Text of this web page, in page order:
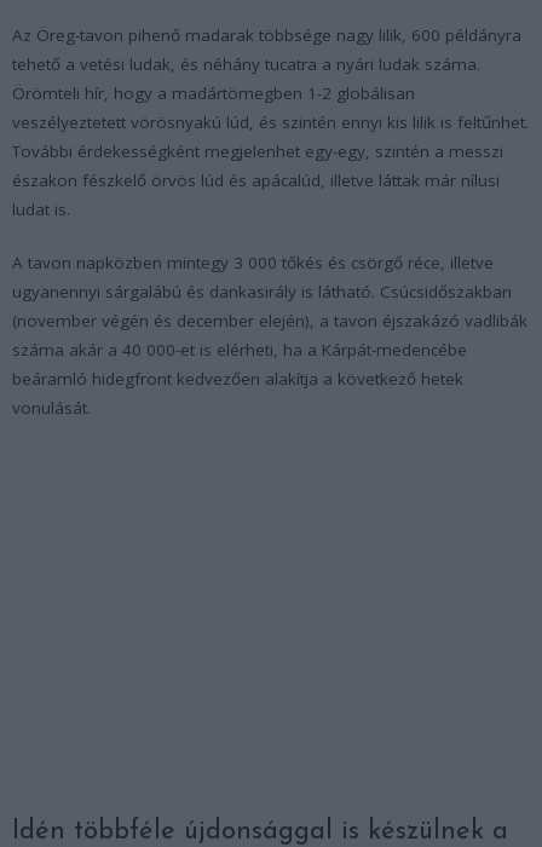
Az Öreg-tavon pihenő madarak többsége nagy lilik, 600 példányra
tehető a vetési ludak, és néhány tucatra a nyári ludak száma.
Örömteli hír, hogy a madártömegben 1-2 globálisan
veszélyeztetett vörösnyakú lúd, és szintén ennyi kis lilik is feltűnhet.
További érdekességként megjelenhet egy-egy, szintén a messzi
északon fészkelő örvös lúd és apácalúd, illetve láttak már nílusi
ludat is.
A tavon napközben mintegy 3 000 tőkés és csörgő réce, illetve
ugyanennyi sárgalábú és dankasirály is látható. Csúcsidőszakban
(november végén és december elején), a tavon éjszakázó vadlibák
száma akár a 40 000-et is elérheti, ha a Kárpát-medencébe
beáramló hidegfront kedvezően alakítja a következő hetek
vonulását.
Idén többféle újdonsággal is készülnek a